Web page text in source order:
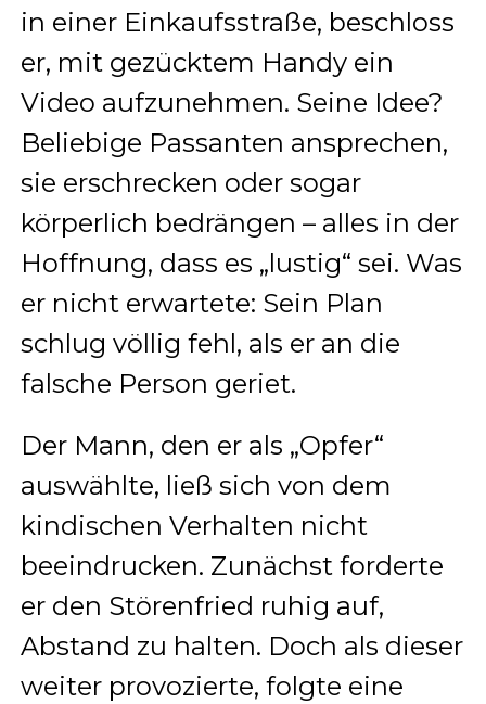
in einer Einkaufsstraße, beschloss
er, mit gezücktem Handy ein
Video aufzunehmen. Seine Idee?
Beliebige Passanten ansprechen,
sie erschrecken oder sogar
körperlich bedrängen – alles in der
Hoffnung, dass es „lustig“ sei. Was
er nicht erwartete: Sein Plan
schlug völlig fehl, als er an die
falsche Person geriet.
Der Mann, den er als „Opfer“
auswählte, ließ sich von dem
kindischen Verhalten nicht
beeindrucken. Zunächst forderte
er den Störenfried ruhig auf,
Abstand zu halten. Doch als dieser
weiter provozierte, folgte eine